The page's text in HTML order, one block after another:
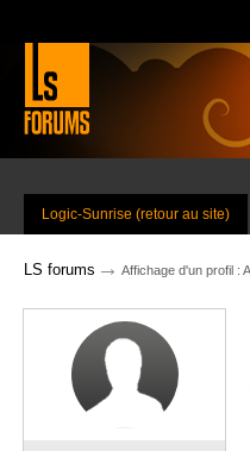
Logic-Sunrise (retour au site)
LS forums → Affichage d'un profil :